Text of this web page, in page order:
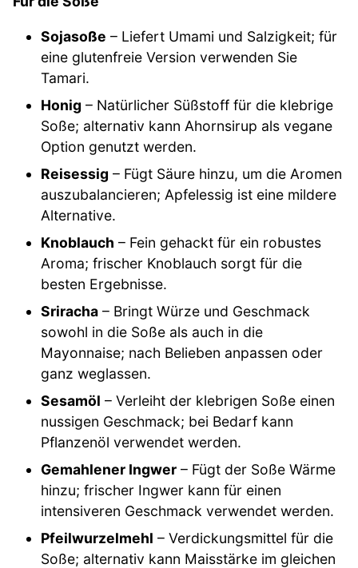
Sojasoße – Liefert Umami und Salzigkeit; für
eine glutenfreie Version verwenden Sie
Tamari.
Honig – Natürlicher Süßstoff für die klebrige
Soße; alternativ kann Ahornsirup als vegane
Option genutzt werden.
Reisessig – Fügt Säure hinzu, um die Aromen
auszubalancieren; Apfelessig ist eine mildere
Alternative.
Knoblauch – Fein gehackt für ein robustes
Aroma; frischer Knoblauch sorgt für die
besten Ergebnisse.
Sriracha – Bringt Würze und Geschmack
sowohl in die Soße als auch in die
Mayonnaise; nach Belieben anpassen oder
ganz weglassen.
Sesamöl – Verleiht der klebrigen Soße einen
nussigen Geschmack; bei Bedarf kann
Pflanzenöl verwendet werden.
Gemahlener Ingwer – Fügt der Soße Wärme
hinzu; frischer Ingwer kann für einen
intensiveren Geschmack verwendet werden.
Pfeilwurzelmehl – Verdickungsmittel für die
Soße; alternativ kann Maisstärke im gleichen